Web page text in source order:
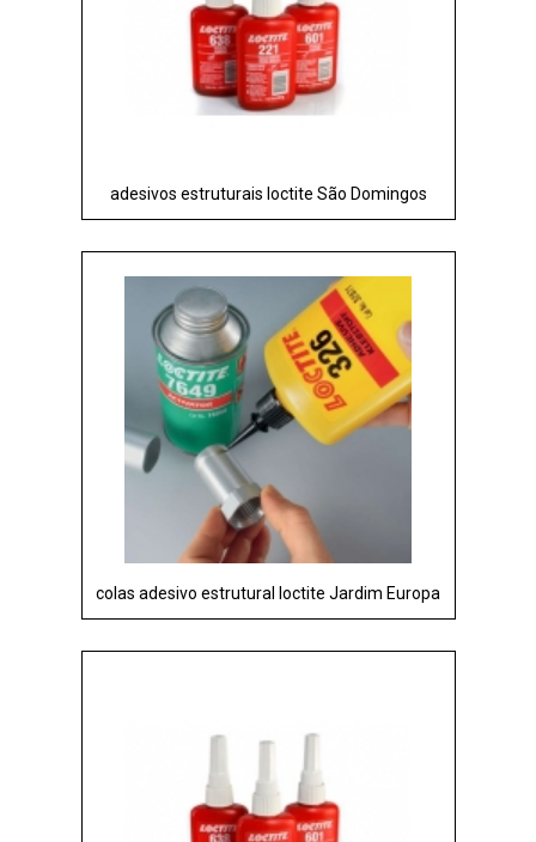
adesivos estruturais loctite São Domingos
colas adesivo estrutural loctite Jardim Europa